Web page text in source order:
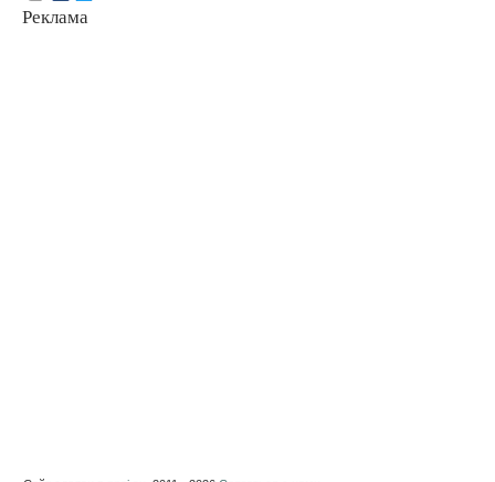
Реклама